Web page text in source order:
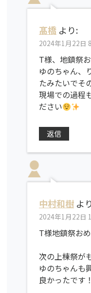
髙橋 より:
2024年1月22日
T様、地鎮祭
ゆのちゃん、
たみたいでそ
現場での過程
ださい
返信
中村和樹 よ
2024年1月22日
T様地鎮祭お
次の上棟祭が
ゆのちゃんも
良かったです！